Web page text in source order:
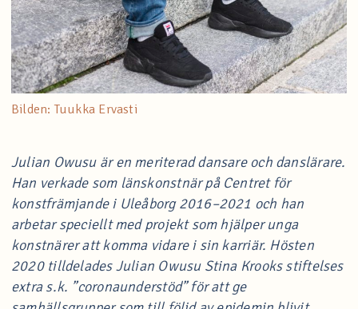
Bilden: Tuukka Ervasti
Julian Owusu är en meriterad dansare och danslärare.
Han verkade som länskonstnär på Centret för
konstfrämjande i Uleåborg 2016–2021 och han
arbetar speciellt med projekt som hjälper unga
konstnärer att komma vidare i sin karriär. Hösten
2020 tilldelades Julian Owusu Stina Krooks stiftelses
extra s.k. ”coronaunderstöd” för att ge